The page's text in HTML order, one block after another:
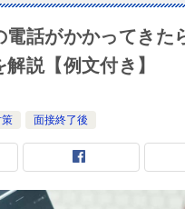
電話がかかってきた
説【例文付き】
面接終了後